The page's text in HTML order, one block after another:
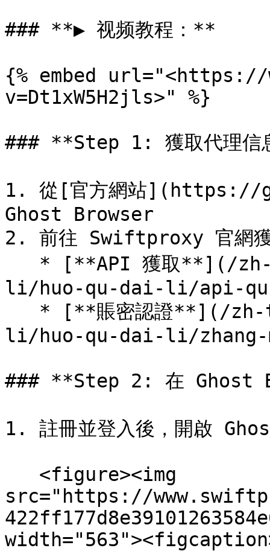
### **▶️ 视频教程：**
{% embed url="<https://
v=Dt1xW5H2jls>" %}
### **Step 1: 獲取代理信
1. 從[官方網站](https://
Ghost Browser
2. 前往 Swiftproxy 官網獲
li/huo-qu-dai-li/api-
li/huo-qu-dai-li/zhang-
### **Step 2: 在 Ghost
1. 註冊並登入後，開啟
src="https://